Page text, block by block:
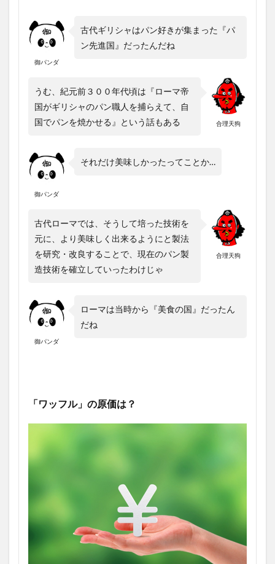
御パンダ
古代ギリシャはパン好きが集まった『パ
ン先進国』だったんだね
合理天狗
うむ、紀元前３００年代頃は『ローマ帝
国がギリシャのパン職人を捕らえて、自
国でパンを焼かせる』という話もある
御パンダ
それだけ美味しかったってことか…
合理天狗
古代ローマでは、そうして培った技術を
元に、より美味しく出来るようにと製法
を研究・改良することで、現在のパン製
造技術を確立していったわけじゃ
御パンダ
ローマは当時から『美食の国』だったん
だね
「ワッフル」の原価は？